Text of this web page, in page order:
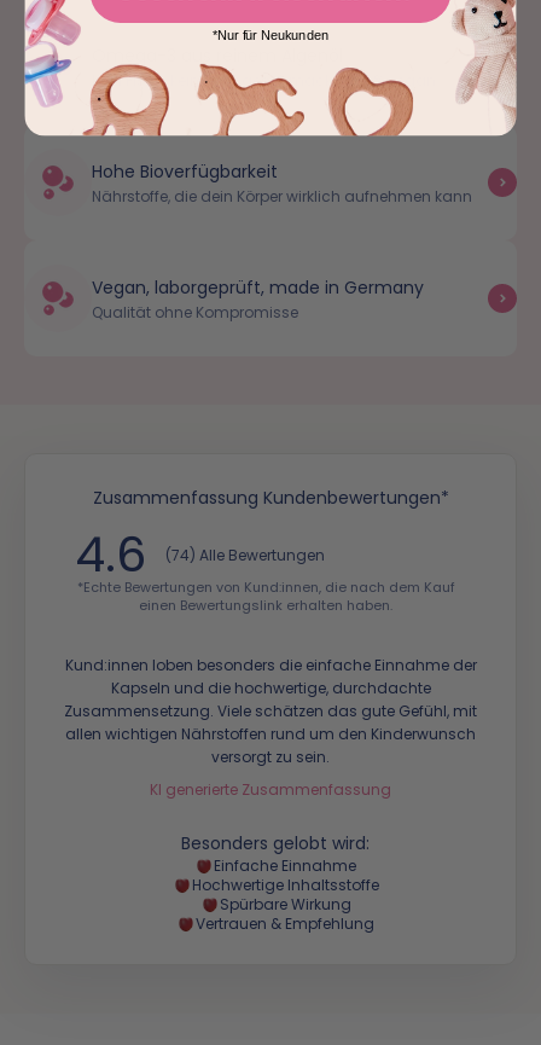
Kein Fisch, kein Fischgeschmack – 100% vegan
Hohe Bioverfügbarkeit
Nährstoffe, die dein Körper wirklich aufnehmen kann
Vegan, laborgeprüft, made in Germany
Qualität ohne Kompromisse
Zusammenfassung Kundenbewertungen*
4.6 (74) Alle Bewertungen
*Echte Bewertungen von Kund:innen, die nach dem Kauf
einen Bewertungslink erhalten haben.
Kund:innen loben besonders die einfache Einnahme der
Kapseln und die hochwertige, durchdachte
Zusammensetzung. Viele schätzen das gute Gefühl, mit
allen wichtigen Nährstoffen rund um den Kinderwunsch
versorgt zu sein.
KI generierte Zusammenfassung
Besonders gelobt wird:
Einfache Einnahme
Hochwertige Inhaltsstoffe
Spürbare Wirkung
Vertrauen & Empfehlung
*Nur für Neukunden